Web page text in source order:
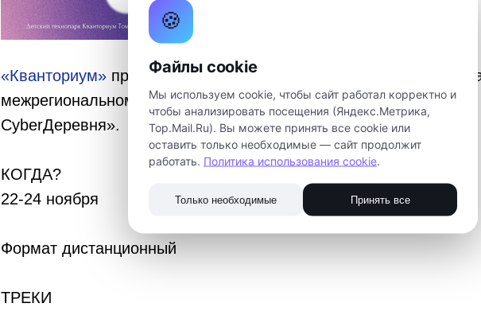
«Кванториум» приглашает школьников 1-11 классов принять
межрегиональном соревновании по программированию
CyberДеревня».
КОГДА?
22-24 ноября
Формат дистанционный
ТРЕКИ
🍪
Файлы cookie
Мы используем cookie, чтобы сайт работал корректно и
чтобы анализировать посещения (Яндекс.Метрика,
Top.Mail.Ru). Вы можете принять все cookie или
оставить только необходимые — сайт продолжит
работать. Политика использования cookie
Только необходимые Принять все